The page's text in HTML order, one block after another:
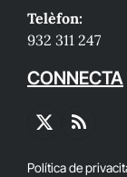
Telèfon:
932 311 247
CONNECTA
X
RSS
Política de